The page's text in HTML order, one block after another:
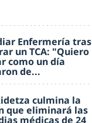
Enfermería tras
un TCA: "Quiero
como un día
de...
culmina la
que eliminará las
médicas de 24